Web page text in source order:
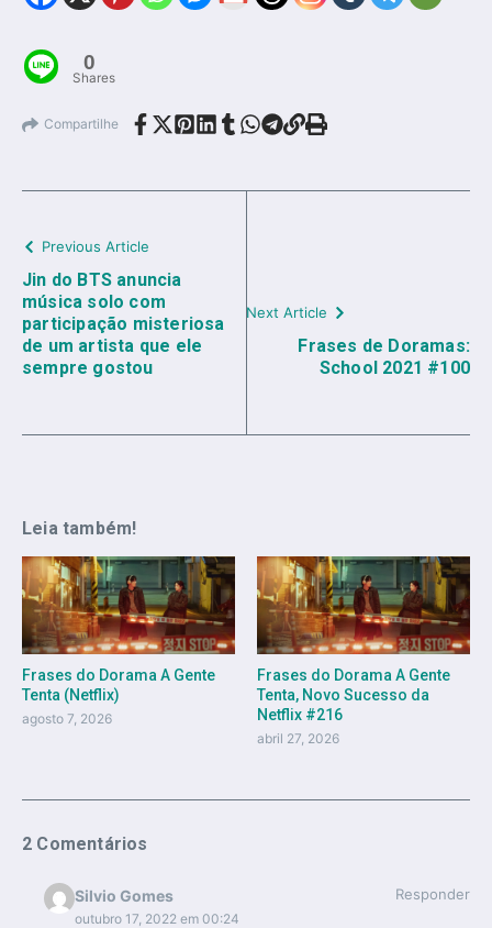
0
Shares
Compartilhe
Previous Article
Jin do BTS anuncia
música solo com
participação misteriosa
de um artista que ele
sempre gostou
Next Article
Frases de Doramas:
School 2021 #100
Leia também!
Frases do Dorama A Gente
Tenta (Netflix)
agosto 7, 2026
Frases do Dorama A Gente
Tenta, Novo Sucesso da
Netflix #216
abril 27, 2026
2 Comentários
Silvio Gomes
outubro 17, 2022 em 00:24
Responder